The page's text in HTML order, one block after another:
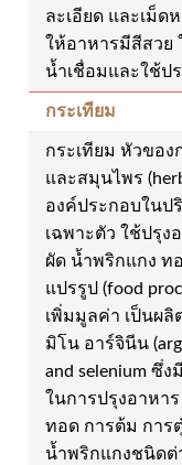
ละเอียด และเม็ด
ให้อาหารมีสีสวย
น้ำเชื่อมและใช้ป
กระเทียม
กระเทียม หัวของ
และสมุนไพร
องค์ประกอบในป
เฉพาะตัว ใช้ปรุง
ผัด น้ำพริกแกง ท
แปรรูป (food
เพิ่มมูลค่า เป็นผ
มิโน อาร์จินีน
and selenium ซึ่
ในการปรุงอาหา
ทอด การต้ม การ
น้ำพริกแกงชนิดต่